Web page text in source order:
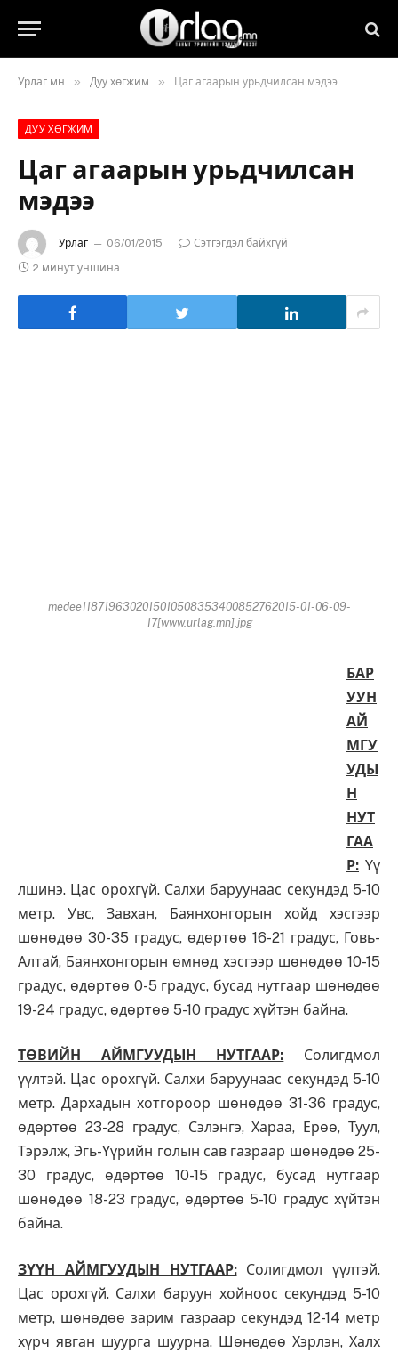
Урлаг.мн » Дуу хөгжим » Цаг агаарын урьдчилсан мэдээ
ДУУ ХӨГЖИМ
Цаг агаарын урьдчилсан
мэдээ
Урлаг 06/01/2015
Сэтгэгдэл байхгүй
2 минут уншина
medee1187196302015010508353400852762015-01-06-09-
17[www.urlag.mn].jpg
БАР
УУН
АЙ
МГУ
УДЫ
Н
НУТ
ГАА
Р: Үү
лшинэ. Цас орохгүй. Салхи баруунаас секундэд 5-10
метр. Увс, Завхан, Баянхонгорын хойд хэсгээр
шөнөдөө 30-35 градус, өдөртөө 16-21 градус, Говь-
Алтай, Баянхонгорын өмнөд хэсгээр шөнөдөө 10-15
градус, өдөртөө 0-5 градус, бусад нутгаар шөнөдөө
19-24 градус, өдөртөө 5-10 градус хүйтэн байна.
ТӨВИЙН АЙМГУУДЫН НУТГААР: Солигдмол
үүлтэй. Цас орохгүй. Салхи баруунаас секундэд 5-10
метр. Дархадын хотгороор шөнөдөө 31-36 градус,
өдөртөө 23-28 градус, Сэлэнгэ, Хараа, Ерөө, Туул,
Тэрэлж, Эгь-Үүрийн голын сав газраар шөнөдөө 25-
30 градус, өдөртөө 10-15 градус, бусад нутгаар
шөнөдөө 18-23 градус, өдөртөө 5-10 градус хүйтэн
байна.
ЗҮҮН АЙМГУУДЫН НУТГААР:Солигдмол үүлтэй.
Цас орохгүй. Салхи баруун хойноос секундэд 5-10
метр, шөнөдөө зарим газраар секундэд 12-14 метр
хүрч явган шуурга шуурна. Шөнөдөө Хэрлэн, Халх